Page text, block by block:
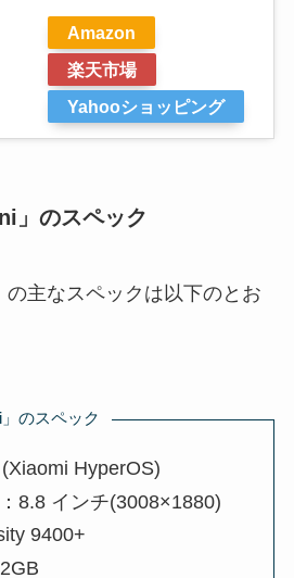
Amazon
楽天市場
Yahooショッピング
」のスペック
の主なスペックは以下のとお
」のスペック
HyperOS)
8.8 インチ(3008×1880)
9400+